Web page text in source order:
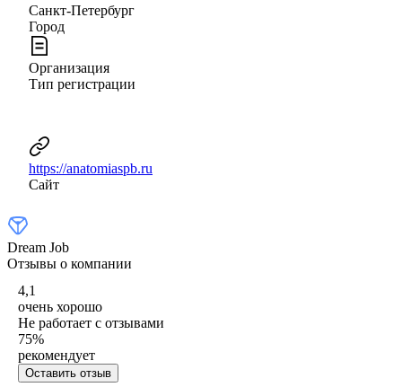
Санкт-Петербург
Город
Организация
Тип регистрации
https://anatomiaspb.ru
Сайт
Dream Job
Отзывы о компании
4,1
очень хорошо
Не работает с отзывами
75%
рекомендует
Оставить отзыв